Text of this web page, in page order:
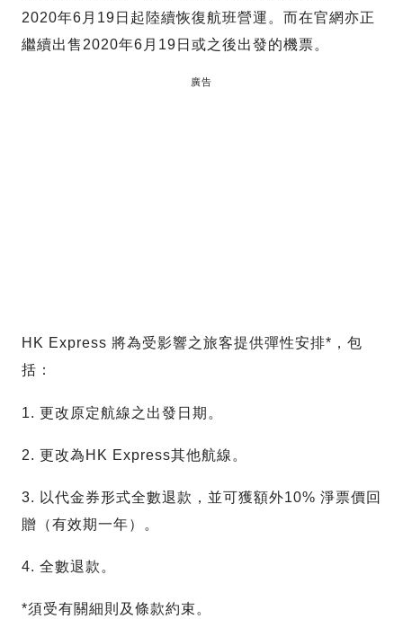
2020年6月19日起陸續恢復航班營運。而在官網亦正
繼續出售2020年6月19日或之後出發的機票。
廣告
HK Express 將為受影響之旅客提供彈性安排*，包
括：
1. 更改原定航線之出發日期。
2. 更改為HK Express其他航線。
3. 以代金券形式全數退款，並可獲額外10% 淨票價回
贈（有效期一年）。
4. 全數退款。
*須受有關細則及條款約束。